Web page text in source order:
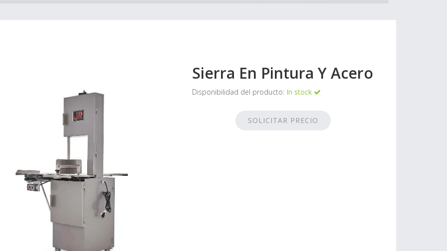
Sierra En Pintura Y Acero
Disponibilidad del producto: In stock
SOLICITAR PRECIO